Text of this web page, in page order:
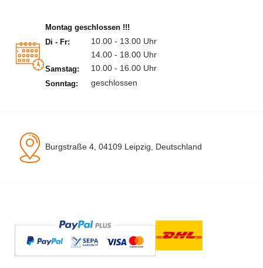
Montag geschlossen !!!
Di - Fr:
10.00 - 13.00 Uhr
14.00 - 18.00 Uhr
Samstag: 10.00 - 16.00 Uhr
Sonntag: geschlossen
Burgstraße 4, 04109 Leipzig, Deutschland